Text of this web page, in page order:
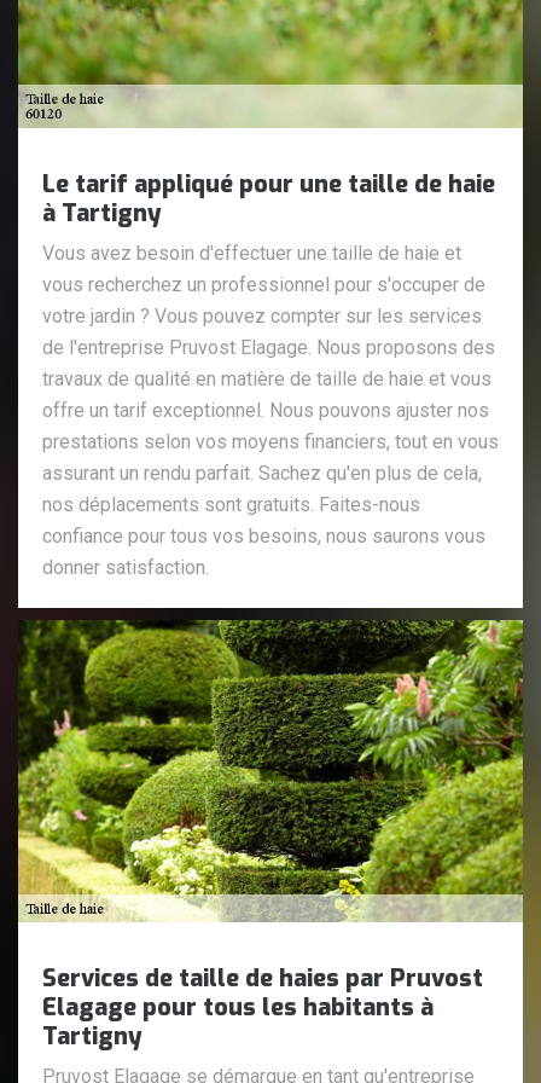
Le tarif appliqué pour une taille de haie
à Tartigny
Vous avez besoin d'effectuer une taille de haie et
vous recherchez un professionnel pour s'occuper de
votre jardin ? Vous pouvez compter sur les services
de l'entreprise Pruvost Elagage. Nous proposons des
travaux de qualité en matière de taille de haie et vous
offre un tarif exceptionnel. Nous pouvons ajuster nos
prestations selon vos moyens financiers, tout en vous
assurant un rendu parfait. Sachez qu'en plus de cela,
nos déplacements sont gratuits. Faites-nous
confiance pour tous vos besoins, nous saurons vous
donner satisfaction.
Services de taille de haies par Pruvost
Elagage pour tous les habitants à
Tartigny
Pruvost Elagage se démarque en tant qu'entreprise